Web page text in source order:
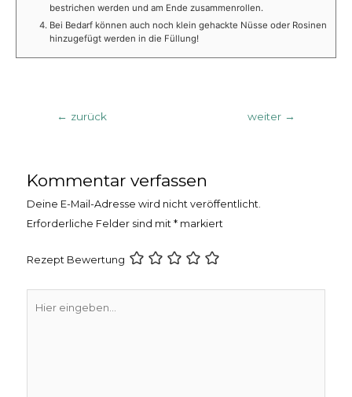
bestrichen werden und am Ende zusammenrollen.
Bei Bedarf können auch noch klein gehackte Nüsse oder Rosinen
hinzugefügt werden in die Füllung!
Beitragsnavigation
← zurück weiter →
Kommentar verfassen
Deine E-Mail-Adresse wird nicht veröffentlicht.
Erforderliche Felder sind mit* markiert
Rezept Bewertung